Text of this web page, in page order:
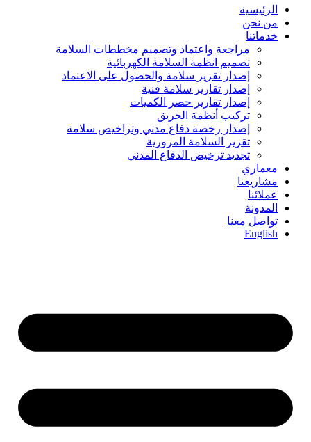
الرئيسية
من نحن
خدماتنا
مراجعة واعتماد وتصميم مخططات السلامة
تصميم انظمة السلامة الكهربائية
إصدار تقرير سلامة والحصول على الاعتماد
إصدار تقارير سلامة فنية
إصدار تقارير حصر الكميات
تركيب أنظمة الحريق
إصدار رخصة دفاع مدني وتراخيص سلامة
تقرير السلامة المرورية
تجديد ترخيص الدفاع المدني
معماري
مشاريعنا
عملائنا
المدونة
تواصل معنا
English